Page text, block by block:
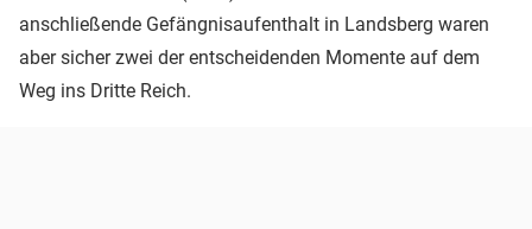
anschließende Gefängnisaufenthalt in Landsberg waren
aber sicher zwei der entscheidenden Momente auf dem
Weg ins Dritte Reich.